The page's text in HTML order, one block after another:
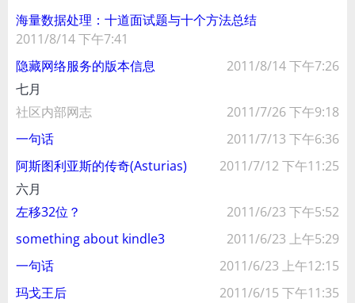
海量数据处理：十道面试题与十个方法总结
2011/8/14 下午7:41
隐藏网络服务的版本信息
2011/8/14 下午7:26
七月
社区内部网志
2011/7/26 下午9:18
一句话
2011/7/13 下午6:36
阿斯图利亚斯的传奇(Asturias)
2011/7/12 下午11:25
六月
左移32位？
2011/6/23 下午5:52
something about kindle3
2011/6/23 上午5:29
一句话
2011/6/23 上午12:15
玛戈王后
2011/6/15 下午11:35